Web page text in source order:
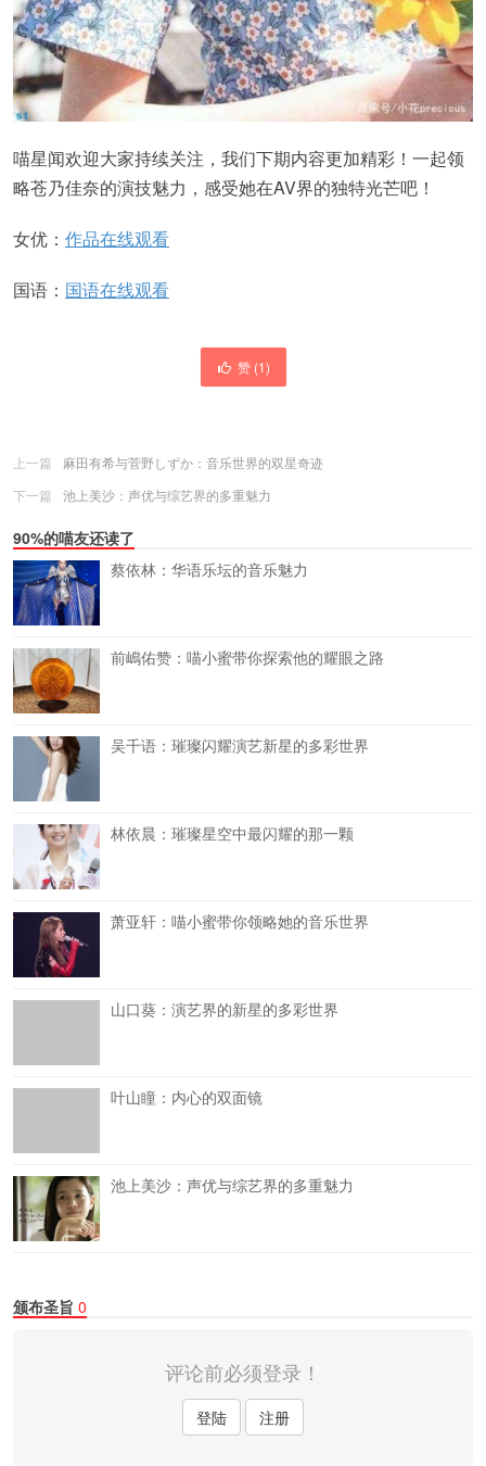
喵星闻欢迎大家持续关注，我们下期内容更加精彩！一起领
略苍乃佳奈的演技魅力，感受她在AV界的独特光芒吧！
女优： 作品在线观看
国语： 国语在线观看
赞 (1)
上一篇
麻田有希与菅野しずか：音乐世界的双星奇迹
下一篇
池上美沙：声优与综艺界的多重魅力
90%的喵友还读了
蔡依林：华语乐坛的音乐魅力
前嶋佑赞：喵小蜜带你探索他的耀眼之路
吴千语：璀璨闪耀演艺新星的多彩世界
林依晨：璀璨星空中最闪耀的那一颗
萧亚轩：喵小蜜带你领略她的音乐世界
山口葵：演艺界的新星的多彩世界
叶山瞳：内心的双面镜
池上美沙：声优与综艺界的多重魅力
颁布圣旨 0
评论前必须登录！
登陆 注册